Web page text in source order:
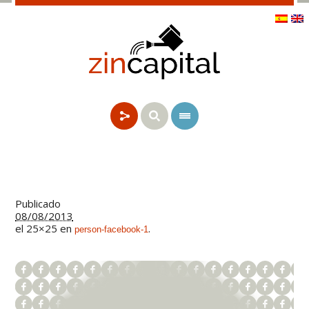
Publicado
08/08/2013
el 25×25 enperson-facebook-1.